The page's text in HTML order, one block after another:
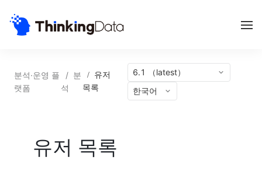
분석·운영 플
랫폼
/ 분
석
/ 유저
목록
6.1 （latest）
한국어
유저 목록